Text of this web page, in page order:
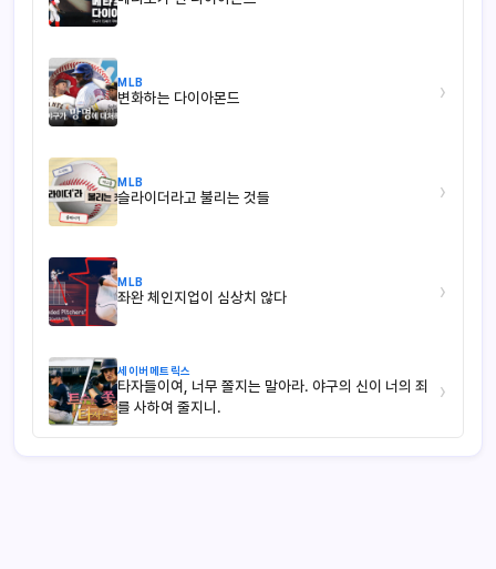
MLB
변화하는 다이아몬드 ›
MLB
슬라이더라고 불리는 것들 ›
MLB
좌완 체인지업이 심상치 않다 ›
세이버메트릭스
타자들이여, 너무 쫄지는 말아라. 야구의 신이 너의 죄
를 사하여 줄지니.
›